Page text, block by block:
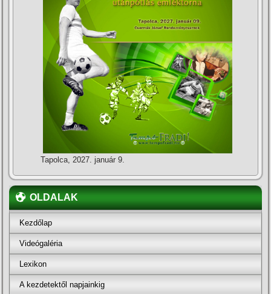
Tapolca, 2027. január 9.
OLDALAK
Kezdőlap
Videógaléria
Lexikon
A kezdetektől napjainkig